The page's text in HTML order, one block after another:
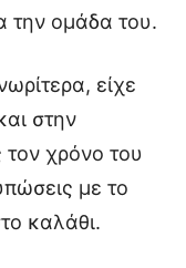
την ομάδα του.
είχε
στην
τον χρόνο του
με το
καλάθι.